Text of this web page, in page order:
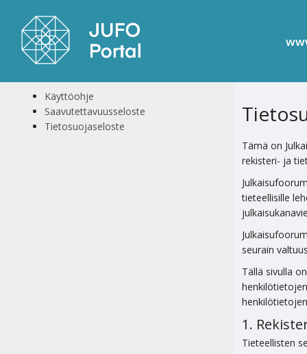
Käyttöohje
Saavutettavuusseloste
Tietosuojaseloste
Tämä on
rekisteri- ja
tieteellisille
seurain
Tällä sivulla
1.
Tieteellisten